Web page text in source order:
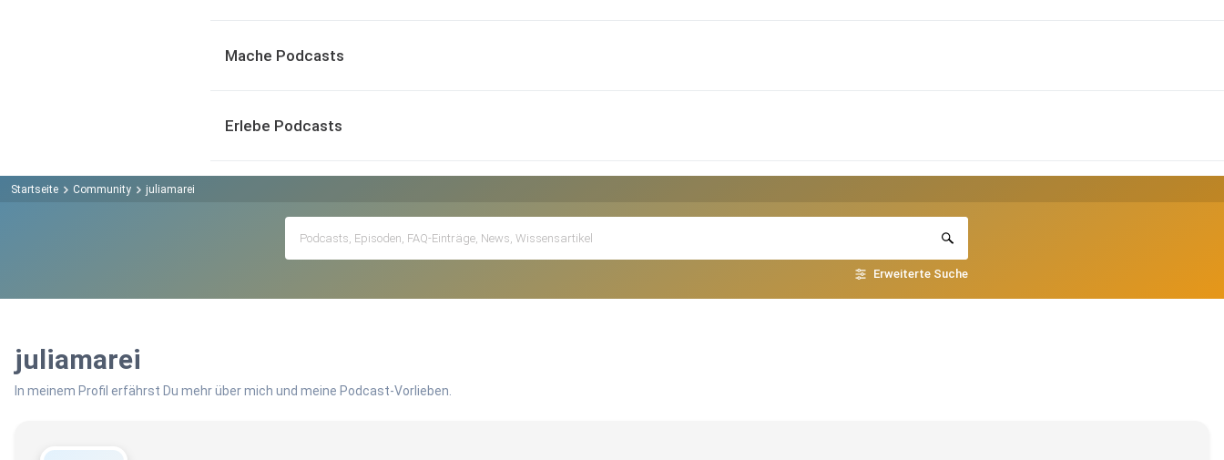
Mache Podcasts
Erlebe Podcasts
Startseite Community juliamarei
Erweiterte Suche
juliamarei
In meinem Profil erfährst Du mehr über mich und meine Podcast-Vorlieben.